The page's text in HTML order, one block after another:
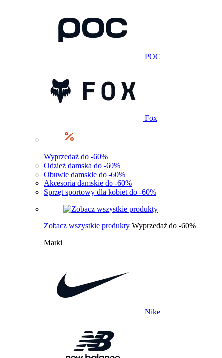
POC
Fox
Wyprzedaż do -60%
Odzież damska do -60%
Obuwie damskie do -60%
Akcesoria damskie do -60%
Sprzęt sportowy dla kobiet do -60%
Zobacz wszystkie produkty Wyprzedaż do -60%
Marki
Nike